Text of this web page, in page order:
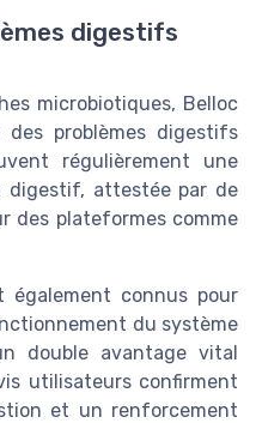
digestifs
microbiotiques, Belloc
problèmes digestifs
régulièrement une
digestif, attestée par de
des plateformes comme
également connus pour
du système
double avantage vital
utilisateurs confirment
et un renforcement